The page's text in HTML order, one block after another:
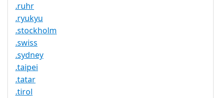
.ruhr
.ryukyu
.stockholm
.swiss
.sydney
.taipei
.tatar
.tirol